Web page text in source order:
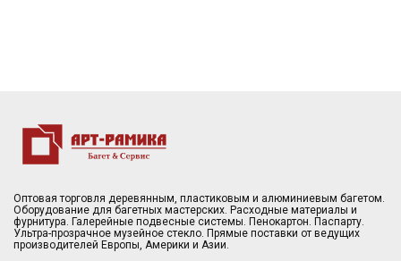
Оптовая торговля деревянным, пластиковым и алюминиевым багетом.
Оборудование для багетных мастерских. Расходные материалы и
фурнитура. Галерейные подвесные системы. Пенокартон. Паспарту.
Ультра-прозрачное музейное стекло. Прямые поставки от ведущих
производителей Европы, Америки и Азии.